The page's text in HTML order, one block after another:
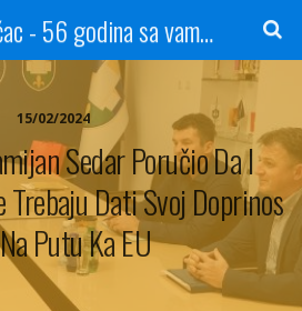
Radio Gradačac - 56 godina sa vama...
15/02/2024
Sedar Poručio Da I
Trebaju Dati Svoj Doprinos
Putu Ka EU